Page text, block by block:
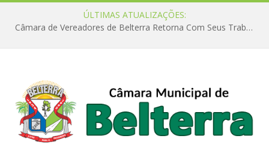
ÚLTIMAS ATUALIZAÇÕES:
Câmara de Vereadores de Belterra Retorna Com Seus Trabalhos Legislativos